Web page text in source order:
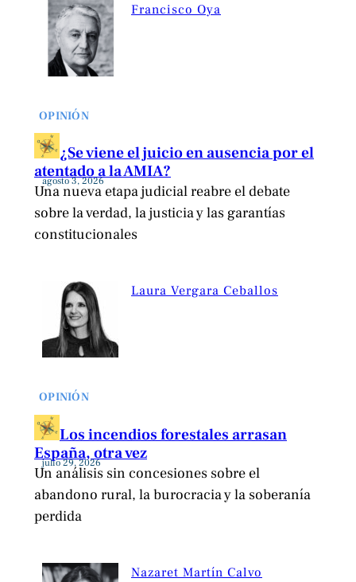
Francisco Oya
OPINIÓN
¿Se viene el juicio en ausencia por el
atentado a la AMIA?
agosto 3, 2026
Una nueva etapa judicial reabre el debate
sobre la verdad, la justicia y las garantías
constitucionales
Laura Vergara Ceballos
OPINIÓN
Los incendios forestales arrasan
España, otra vez
julio 29, 2026
Un análisis sin concesiones sobre el
abandono rural, la burocracia y la soberanía
perdida
Nazaret Martín Calvo